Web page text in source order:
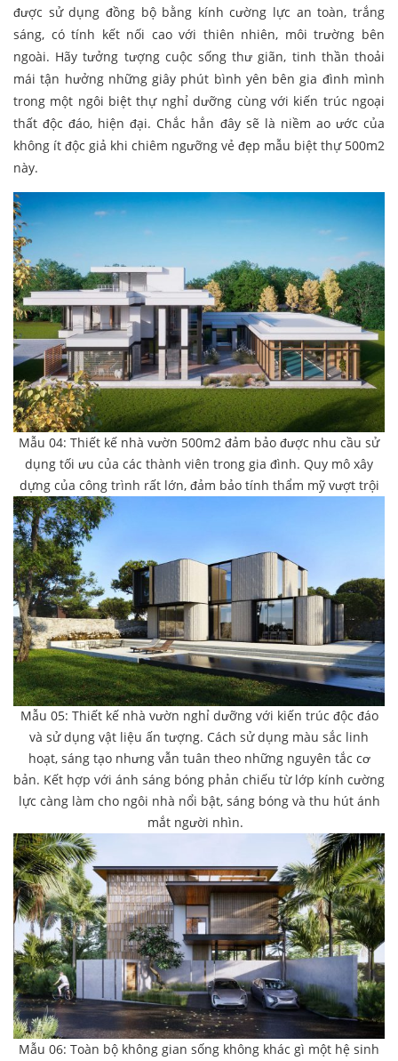
được sử dụng đồng bộ bằng kính cường lực an toàn, trắng
sáng, có tính kết nối cao với thiên nhiên, môi trường bên
ngoài. Hãy tưởng tượng cuộc sống thư giãn, tinh thần thoải
mái tận hưởng những giây phút bình yên bên gia đình mình
trong một ngôi biệt thự nghỉ dưỡng cùng với kiến trúc ngoại
thất độc đáo, hiện đại. Chắc hẳn đây sẽ là niềm ao ước của
không ít độc giả khi chiêm ngưỡng vẻ đẹp mẫu biệt thự 500m2
này.
Mẫu 04: Thiết kế nhà vườn 500m2 đảm bảo được nhu cầu sử
dụng tối ưu của các thành viên trong gia đình. Quy mô xây
dựng của công trình rất lớn, đảm bảo tính thẩm mỹ vượt trội
Mẫu 05: Thiết kế nhà vườn nghỉ dưỡng với kiến trúc độc đáo
và sử dụng vật liệu ấn tượng. Cách sử dụng màu sắc linh
hoạt, sáng tạo nhưng vẫn tuân theo những nguyên tắc cơ
bản. Kết hợp với ánh sáng bóng phản chiếu từ lớp kính cường
lực càng làm cho ngôi nhà nổi bật, sáng bóng và thu hút ánh
mắt người nhìn.
Mẫu 06: Toàn bộ không gian sống không khác gì một hệ sinh